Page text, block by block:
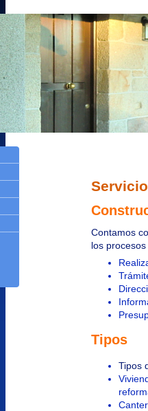
Contamos
los
Tipos
Tipos